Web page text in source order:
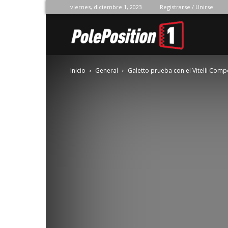
viernes, diciembre 1, 2023 Registrarse / Unirse
Position
Inicio General Galetto prueba con el Vitelli